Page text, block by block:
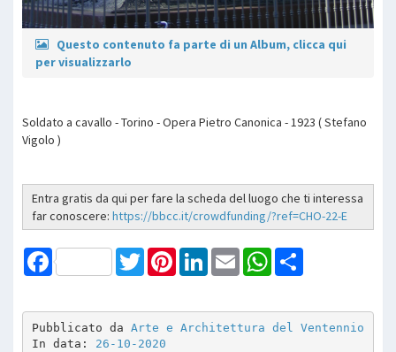
Questo contenuto fa parte di un Album, clicca qui
per visualizzarlo
Soldato a cavallo - Torino - Opera Pietro Canonica - 1923 ( Stefano
Vigolo )
Entra gratis da qui per fare la scheda del luogo che ti interessa
far conoscere: https://bbcc.it/crowdfunding/?ref=CHO-22-E
Facebook TwitterPinterestLinkedInEmail WhatsApp
Pubblicato da Arte e Architettura del Ventennio
In data: 26-10-2020